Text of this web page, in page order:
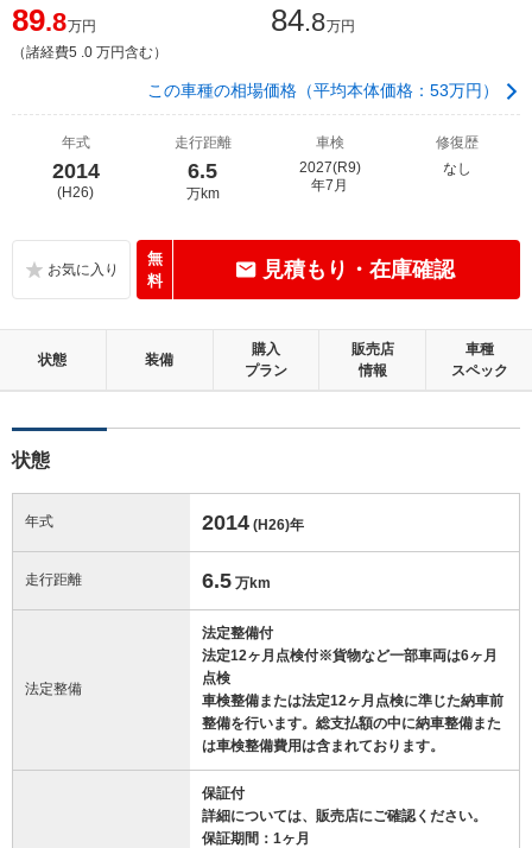
89.8万円
（諸経費5 .0 万円含む）
84.8万円
この車種の相場価格（平均本体価格：53万円）
年式
2014
(H26)
走行距離
6.5
万km
車検
2027(R9)
年7月
修復歴
なし
無
料
見積もり・在庫確認
状態 装備
購入
プラン
販売店
情報
車種
スペック
状態
年式 2014 (H26)年
走行距離 6.5 万km
法定整備
法定整備付
法定12ヶ月点検付※貨物など一部車両は6ヶ月
点検
車検整備または法定12ヶ月点検に準じた納車前
整備を行います。総支払額の中に納車整備また
は車検整備費用は含まれております。
保証付
詳細については、販売店にご確認ください。
保証期間：1ヶ月